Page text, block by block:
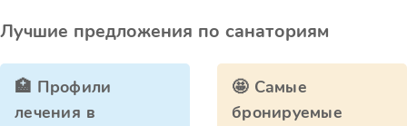
Лучшие предложения по санаториям
🏥 Профили
лечения в
🤩 Самые
бронируемые